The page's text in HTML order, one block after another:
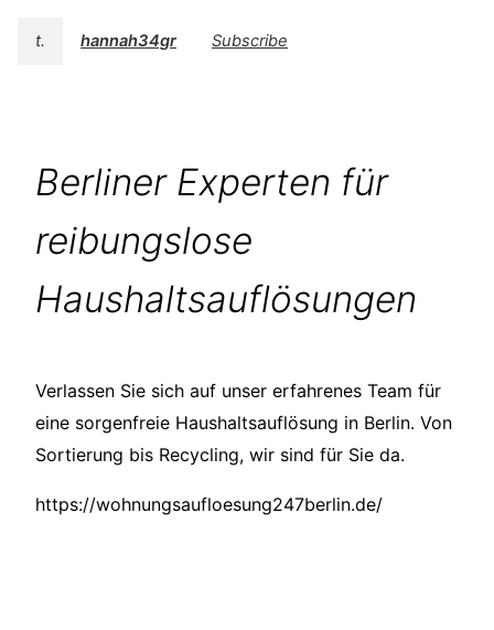
t. hannah34gr Subscribe
Berliner Experten für
reibungslose
Haushaltsauflösungen
Verlassen Sie sich auf unser erfahrenes Team für
eine sorgenfreie Haushaltsauflösung in Berlin. Von
Sortierung bis Recycling, wir sind für Sie da.
https://wohnungsaufloesung247berlin.de/